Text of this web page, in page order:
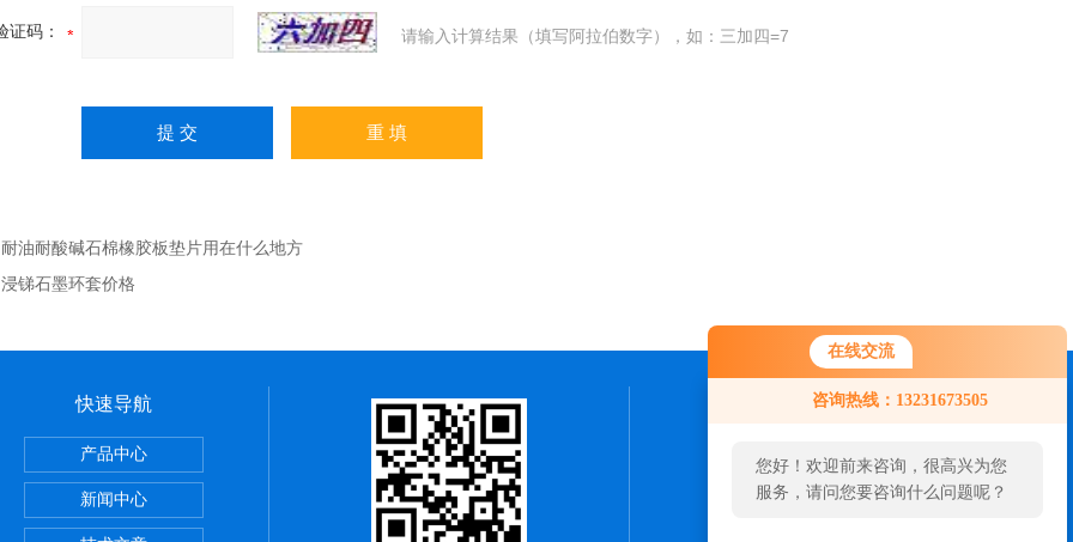
在线交流
咨询热线：13231673505
您好！欢迎前来咨询，很高兴为您
服务，请问您要咨询什么问题呢？
证码： 请输入计算结果（填写阿拉伯数字），如：三加四=7
耐油耐酸碱石棉橡胶板垫片用在什么地方
浸锑石墨环套价格
瓷布用途
范围
快速导航
产品中心
新闻中心
联系我们
24小时热线：